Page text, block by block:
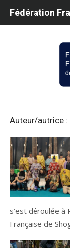
Fédération
Auteur/autrice :
s’est déroulée à
Française de